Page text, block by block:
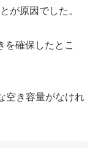
が原因でした。
を確保したとこ
空き容量がなけれ